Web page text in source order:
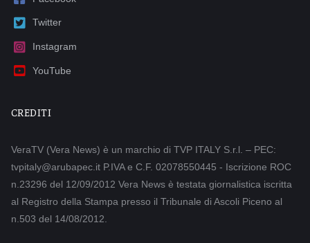
Twitter
Instagram
YouTube
CREDITI
VeraTV (Vera News) è un marchio di TVP ITALY S.r.l. – PEC:
tvpitaly@arubapec.it P.IVA e C.F. 02078550445 - Iscrizione ROC
n.23296 del 12/09/2012 Vera News è testata giornalistica iscritta
al Registro della Stampa presso il Tribunale di Ascoli Piceno al
n.503 del 14/08/2012.